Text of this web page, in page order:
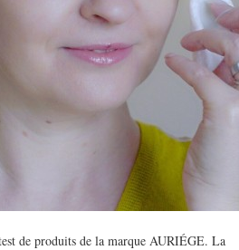
de produits de la marque AURIÉGE. La